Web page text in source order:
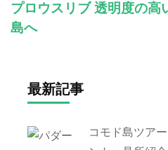
プロウスリブ 透明度の高
島へ
最新記事
コモド島ツア